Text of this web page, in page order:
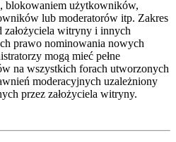
blokowaniem użytkowników,
lub moderatorów itp. Zakres
założyciela witryny i innych
prawo nominowania nowych
mogą mieć pełne
na wszystkich forach utworzonych
moderacyjnych uzależniony
przez założyciela witryny.